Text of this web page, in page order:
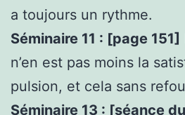
a toujours un rythme.
Séminaire 11 : [page 151]
n’en est pas moins la
pulsion, et cela sans
Séminaire 13 : [séance